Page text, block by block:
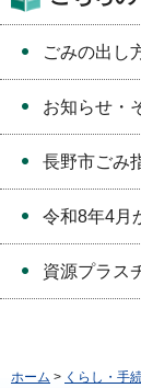
ごみの出し
お知らせ・
長野市ごみ
令和8年4月
資源プラス
ホーム > くらし・手